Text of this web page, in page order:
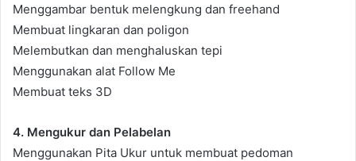
Menggambar bentuk melengkung dan freehand
Membuat lingkaran dan poligon
Melembutkan dan menghaluskan tepi
Menggunakan alat Follow Me
Membuat teks 3D
4. Mengukur dan Pelabelan
Menggunakan Pita Ukur untuk membuat pedoman